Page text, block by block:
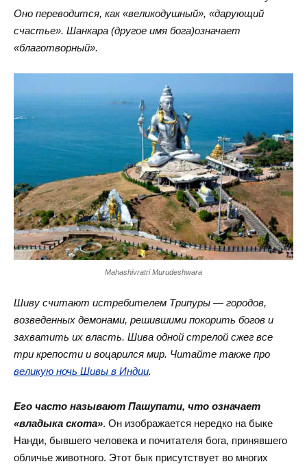
Оно переводится, как «великодушный», «дарующий
счастье». Шанкара (другое имя бога)означает
«благотворный».
Mahashivratri Murudeshwara
Шиву считают истребителем Трипуры — городов,
возведенных демонами, решившими покорить богов и
захватить их власть. Шива одной стрелой сжег все
три крепости и воцарился мир. Читайте также про
великую ночь Шивы в Индии.
Его часто называют Пашупати, что означает
«владыка скота». Он изображается нередко на быке
Нанди, бывшего человека и почитателя бога, принявшего
обличье животного. Этот бык присутствует во многих